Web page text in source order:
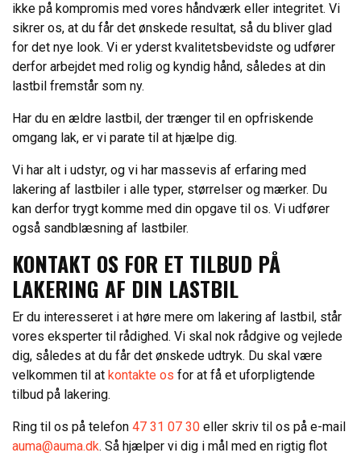
ikke på kompromis med vores håndværk eller integritet. Vi
sikrer os, at du får det ønskede resultat, så du bliver glad
for det nye look. Vi er yderst kvalitetsbevidste og udfører
derfor arbejdet med rolig og kyndig hånd, således at din
lastbil fremstår som ny.
​Har du en ældre lastbil, der trænger til en opfriskende
omgang lak, er vi parate til at hjælpe dig.
​Vi har alt i udstyr, og vi har massevis af erfaring med
lakering af lastbiler i alle typer, størrelser og mærker. Du
kan derfor trygt komme med din opgave til os. Vi udfører
også sandblæsning af lastbiler.
​KONTAKT OS FOR ET TILBUD PÅ
LAKERING AF DIN LASTBIL
Er du interesseret i at høre mere om lakering af lastbil, står
vores eksperter til rådighed. Vi skal nok rådgive og vejlede
dig, således at du får det ønskede udtryk. Du skal være
velkommen til at kontakte os for at få et uforpligtende
tilbud på lakering.
​Ring til os på telefon 47 31 07 30 eller skriv til os på e-mail
auma@auma.dk. Så hjælper vi dig i mål med en rigtig flot